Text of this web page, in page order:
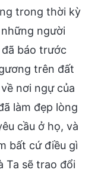
trong thời kỳ
người
báo trước
trên đất
nơi ngự của
làm đẹp lòng
cầu ở họ, và
bất cứ điều gì
Ta sẽ trao đổi